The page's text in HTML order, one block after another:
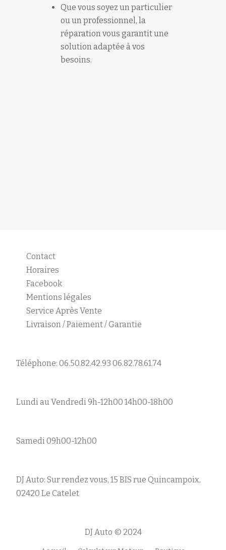
Que vous soyez un particulier
ou un professionnel, la
réparation vous garantit une
solution adaptée à vos
besoins.
Contact
Horaires
Facebook
Mentions légales
Service Après Vente
Livraison / Paiement / Garantie
Téléphone: 06.50.82.42.93 06.82.78.61.74
Lundi au Vendredi 9h-12h00 14h00-18h00
Samedi 09h00-12h00
DJ Auto: Sur rendez vous, 15 BIS rue Quincampoix,
02420 Le Catelet
DJ Auto © 2024